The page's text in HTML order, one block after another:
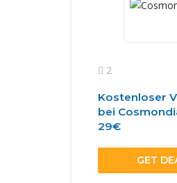
2
Kostenloser
bei
29€
GET